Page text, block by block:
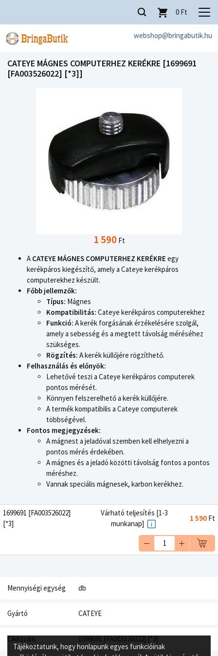
webshop@bringabutik.hu
0 Ft
CATEYE MÁGNES COMPUTERHEZ KERÉKRE [1699691
[FA003526022] [*3]]
1 590 Ft
A CATEYE MÁGNES COMPUTERHEZ KERÉKRE egy
kerékpáros kiegészítő, amely a Cateye kerékpáros
computerekhez készült.
Főbb jellemzők:
Típus: Mágnes
Kompatibilitás: Cateye kerékpáros computerekhez
Funkció: A kerék forgásának érzékelésére szolgál,
amely a sebesség és a megtett távolság méréséhez
szükséges.
Rögzítés: A kerék küllőjére rögzíthető.
Felhasználás és előnyök:
Lehetővé teszi a Cateye kerékpáros computerek
pontos mérését.
Könnyen felszerelhető a kerék küllőjére.
A termék kompatibilis a Cateye computerek
többségével.
Fontos megjegyzések:
A mágnest a jeladóval szemben kell elhelyezni a
pontos mérés érdekében.
A mágnes és a jeladó közötti távolság fontos a pontos
méréshez.
Vannak speciális mágnesek, karbon kerékhez.
1699691 [FA003526022]
[*3]
Várható teljesítés [1-3
munkanap]
1 590 Ft
Mennyiségi egység db
Gyártó CATEYE
Cikkszám
1699691 [FA003526022] [*3]
Tájékoztatunk, hogy honlapunk egyes funkcióinak